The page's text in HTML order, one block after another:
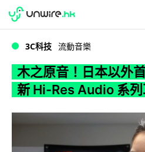
WWDC 2026
3C科技 流動音樂
木之原音！日本以外
新 Hi-Res Audio 系